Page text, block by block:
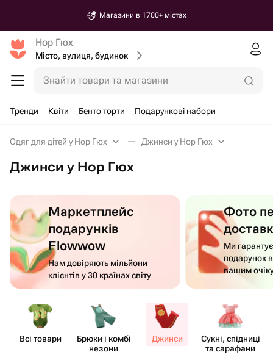
Магазини в 1700+ містах
Нор Гюх
Місто, вулиця, будинок
Знайти товари та магазини
Тренди Квіти Бенто торти Подарункові набори
Одяг для дітей у Нор Гюх Джинси у Нор Гюх
Джинси у Нор Гюх
Маркетплейс
подарунків
Flowwow
Нам довіряють мільйони
клієнтів у 30 країнах світу
Фото
Ми
подарунок
вашим
Всі товари
Брюки і комбі​
незони
Джинси
Сукні, спідниці
та сарафани